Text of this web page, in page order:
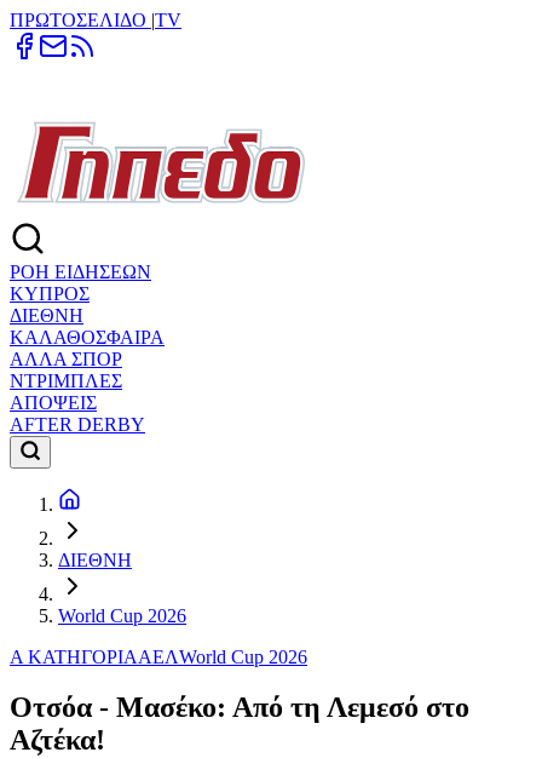
ΠΡΩΤΟΣΕΛΙΔΟ |TV
ΡΟΗ ΕΙΔΗΣΕΩΝ
ΚΥΠΡΟΣ
ΔΙΕΘΝΗ
ΚΑΛΑΘΟΣΦΑΙΡΑ
ΑΛΛΑ ΣΠΟΡ
ΝΤΡΙΜΠΛΕΣ
ΑΠΟΨΕΙΣ
AFTER DERBY
ΔΙΕΘΝΗ
World Cup 2026
Α ΚΑΤΗΓΟΡΙΑΑΕΛWorld Cup 2026
Οτσόα - Μασέκο: Από τη Λεμεσό στο
Αζτέκα!